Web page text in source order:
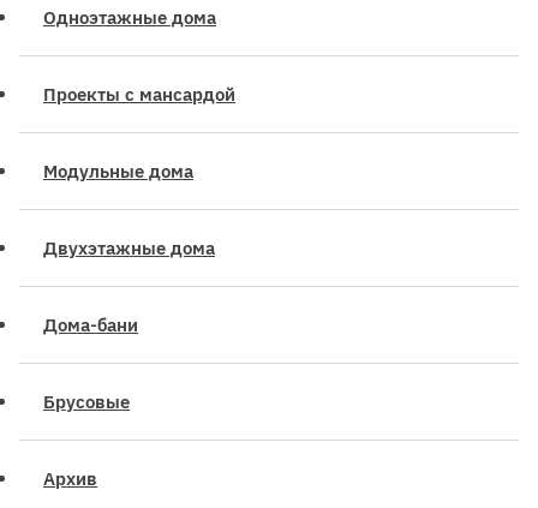
Одноэтажные дома
Проекты с мансардой
Модульные дома
Двухэтажные дома
Дома-бани
Брусовые
Архив